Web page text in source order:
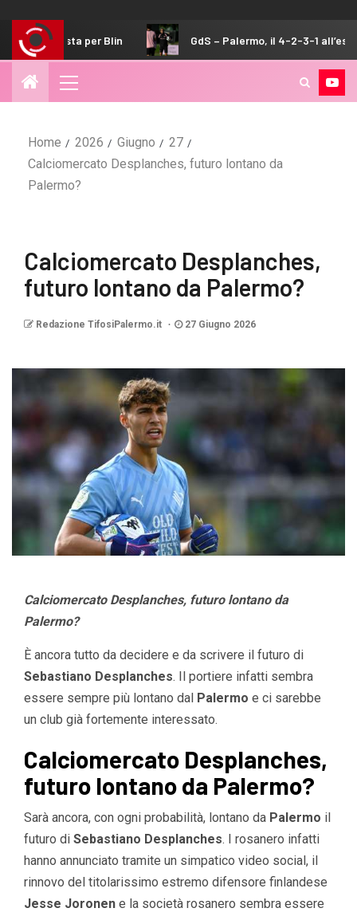
Blin GdS – Palermo, il 4-2-3-1 all’esame della
Home 2026 Giugno
27
Calciomercato Desplanches, futuro lontano da
Palermo?
Calciomercato Desplanches,
futuro lontano da Palermo?
Redazione TifosiPalermo.it 27 Giugno 2026
Calciomercato Desplanches, futuro lontano da
Palermo?
È ancora tutto da decidere e da scrivere il futuro di
Sebastiano Desplanches. Il portiere infatti sembra
essere sempre più lontano dal Palermo e ci sarebbe
un club già fortemente interessato.
Calciomercato Desplanches,
futuro lontano da Palermo?
Sarà ancora, con ogni probabilità, lontano da Palermo il
futuro di Sebastiano Desplanches. I rosanero infatti
hanno annunciato tramite un simpatico video social, il
rinnovo del titolarissimo estremo difensore finlandese
Jesse Joronen e la società rosanero sembra essere